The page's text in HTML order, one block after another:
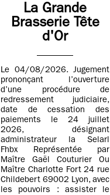
La Grande
Brasserie Tête
d'Or
Le 04/08/2026. Jugement
prononçant l’ouverture
d’une procédure de
redressement judiciaire,
date de cessation des
paiements le 24 juillet
2026, désignant
administrateur la Selarl
Fhbx Représentée par
Maître Gaël Couturier Ou
Maître Charlotte Fort 24 rue
Childebert 69002 Lyon, avec
les pouvoirs : assister le